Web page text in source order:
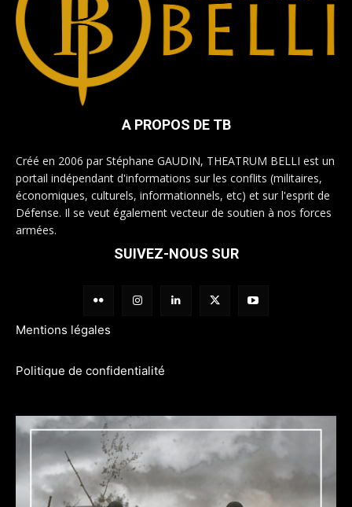
A PROPOS DE TB
Créé en 2006 par Stéphane GAUDIN, THEATRUM BELLI est un
portail indépendant d'informations sur les conflits (militaires,
économiques, culturels, informationnels, etc) et sur l'esprit de
Défense. Il se veut également vecteur de soutien à nos forces
armées.
SUIVEZ-NOUS SUR
Mentions légales
Politique de confidentialité